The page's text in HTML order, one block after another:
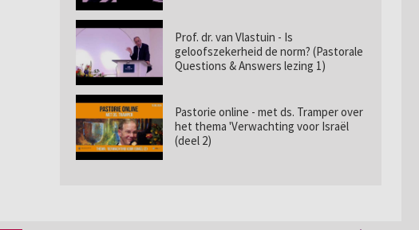
Prof. dr. van Vlastuin - Is
geloofszekerheid de norm? (Pastorale
Questions & Answers lezing 1)
Pastorie online - met ds. Tramper over
het thema 'Verwachting voor Israël
(deel 2)